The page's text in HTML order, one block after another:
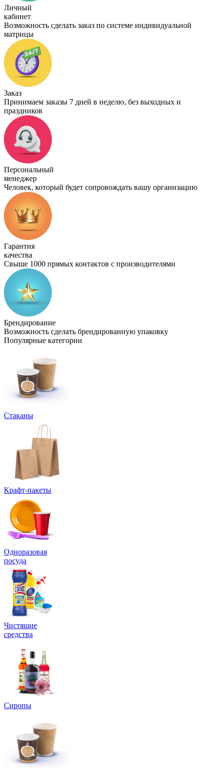
Личный
кабинет
Возможность сделать заказ по системе индивидуальной
матрицы
Заказ
Принимаем заказы 7 дней в неделю, без выходных и
праздников
Персональный
менеджер
Человек, который будет сопровождать вашу организацию
Гарантия
качества
Свыше 1000 прямых контактов с производителями
Брендирование
Возможность сделать брендированную упаковку
Популярные категории
Стаканы
Крафт-пакеты
Одноразовая
посуда
Чистящие
средства
Сиропы